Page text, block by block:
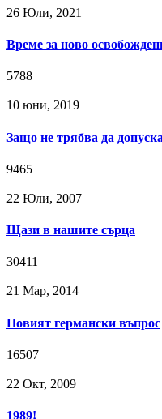
26 Юли, 2021
Време за ново
5788
10 юни, 2019
Защо не трябва да
9465
22 Юли, 2007
Щази в нашите сърца
30411
21 Мар, 2014
Новият германски въпрос
16507
22 Окт, 2009
1989!